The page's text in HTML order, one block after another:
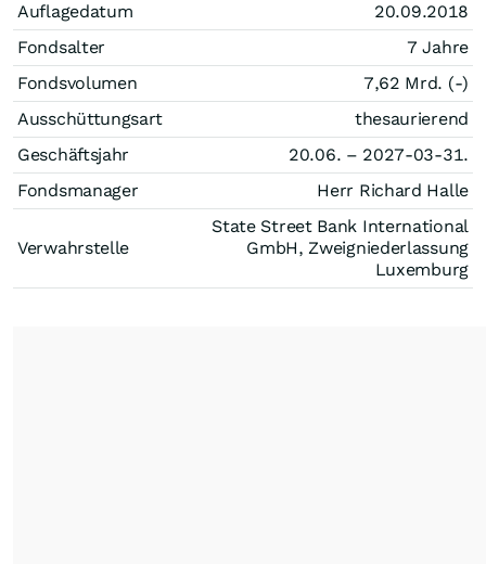
Auflagedatum
20.09.2018
Fondsalter
7 Jahre
Fondsvolumen
7,62 Mrd. (-)
Ausschüttungsart
thesaurierend
Geschäftsjahr
20.06. – 2027-03-31.
Fondsmanager
Herr Richard Halle
Verwahrstelle
State Street Bank International
GmbH, Zweigniederlassung
Luxemburg